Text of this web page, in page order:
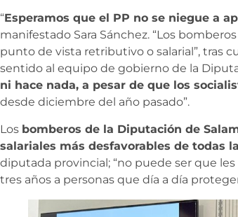
“Esperamos que el PP no se niegue a
manifestado Sara Sánchez. “Los
punto de vista retributivo o salarial”, tras
sentido al equipo de gobierno de la
ni hace nada, a pesar de que los
desde diciembre del año pasado”.
Los bomberos de la Diputación de
salariales más desfavorables de todas
diputada provincial; “no puede ser que
tres años a personas que día a día